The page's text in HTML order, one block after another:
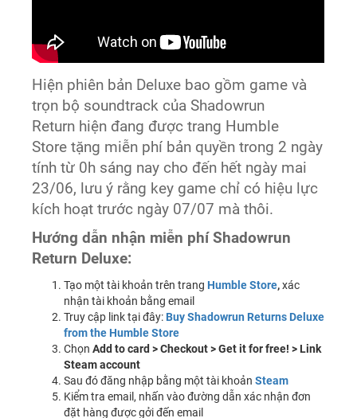
Hiện phiên bản Deluxe bao gồm game và
trọn bộ soundtrack của Shadowrun
Return hiện đang được trang Humble
Store tặng miễn phí bản quyền trong 2 ngày
tính từ 0h sáng nay cho đến hết ngày mai
23/06, lưu ý rằng key game chỉ có hiệu lực
kích hoạt trước ngày 07/07 mà thôi.
Hướng dẫn nhận miễn phí Shadowrun
Return Deluxe:
Tạo một tài khoản trên trang Humble Store,xác
nhận tài khoản bằng email
Truy cập link tại đây: Buy Shadowrun Returns Deluxe
from the Humble Store
ChọnAdd to card > Checkout > Get it for free! > Link
Steam account
Sau đó đăng nhập bằng một tài khoảnSteam
Kiểm tra email, nhấn vào đường dẫn xác nhận đơn
đặt hàng được gởi đến email